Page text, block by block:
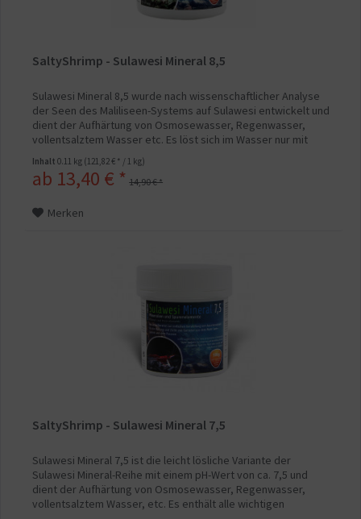
SaltyShrimp - Sulawesi Mineral 8,5
Sulawesi Mineral 8,5 wurde nach wissenschaftlicher Analyse
der Seen des Maliliseen-Systems auf Sulawesi entwickelt und
dient der Aufhärtung von Osmosewasser, Regenwasser,
vollentsalztem Wasser etc. Es löst sich im Wasser nur mit
Wasserzusammensetzung wie sie im Towutisee vorzufinden
ist, mit entsprechend hohem pH-...
Inhalt0.11 kg (121,82 € * / 1 kg)
ab 13,40 € * 14,90 € *
Merken
SaltyShrimp - Sulawesi Mineral 7,5
Sulawesi Mineral 7,5 ist die leicht lösliche Variante der
Sulawesi Mineral-Reihe mit einem pH-Wert von ca. 7,5 und
dient der Aufhärtung von Osmosewasser, Regenwasser,
vollentsalztem Wasser, etc. Es enthält alle wichtigen